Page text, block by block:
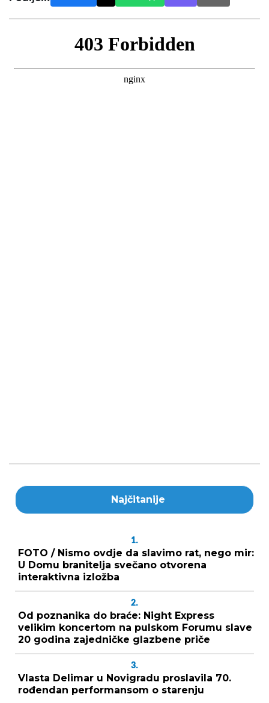
Najčitanije
1.
FOTO / Nismo ovdje da slavimo rat, nego mir:
U Domu branitelja svečano otvorena
interaktivna izložba
2.
Od poznanika do braće: Night Express
velikim koncertom na pulskom Forumu slave
20 godina zajedničke glazbene priče
3.
Vlasta Delimar u Novigradu proslavila 70.
rođendan performansom o starenju